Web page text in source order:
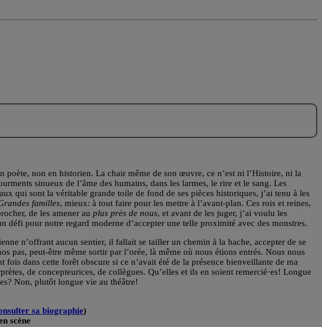
poète, non en historien. La chair même de son œuvre, ce n’est ni l’Histoire, ni la
sinueux de l’âme des humains, dans les larmes, le rire et le sang. Les
qui sont la véritable grande toile de fond de ses pièces historiques, j’ai tenu à les
familles, mieux: à tout faire pour les mettre à l’avant-plan. Ces rois et reines,
de les amener au plus près de nous, et avant de les juger, j’ai voulu les
défi pour notre regard moderne d’accepter une telle proximité avec des monstres.
n’offrant aucun sentier, il fallait se tailler un chemin à la hache, accepter de se
pas, peut-être même sortir par l’orée, là même où nous étions entrés. Nous nous
fois dans cette forêt obscure si ce n’avait été de la présence bienveillante de ma
de concepteurices, de collègues. Qu’elles et ils en soient remercié·es! Longue
Non, plutôt longue vie au théâtre!
sa biographie)
scène